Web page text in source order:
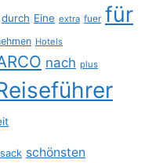
durch Eine extra fuer für
Hotels
nach plus
schönsten